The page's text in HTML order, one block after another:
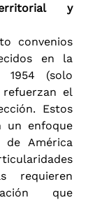
y
convenios
en la
1954 (solo
el
Estos
un enfoque
América
requieren
que